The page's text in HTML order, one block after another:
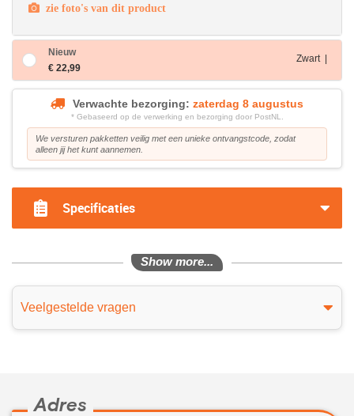
zie foto's van dit product
Nieuw
€ 22,99
Zwart |
Verwachte bezorging: zaterdag 8 augustus
* Gebaseerd op de verwerking en bezorging door PostNL.
We versturen pakketten veilig met een unieke ontvangstcode, zodat
alleen jij het kunt aannemen.
Specificaties
Show more...
Veelgestelde vragen
Adres